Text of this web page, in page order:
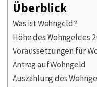
Überblick
Was ist Wohngeld?
Höhe des Wohngeldes
Voraussetzungen für
Antrag auf Wohngeld
Auszahlung des